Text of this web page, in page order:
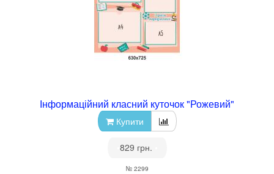
Інформаційний класний куточок "Рожевий"
Купити
829 грн.
№ 2299